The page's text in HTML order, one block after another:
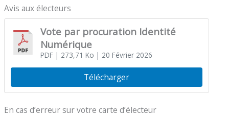
Avis aux électeurs
Vote par procuration Identité
Numérique
PDF| 273,71 Ko | 20 Février 2026
Télécharger
En cas d’erreur sur votre carte d’électeur